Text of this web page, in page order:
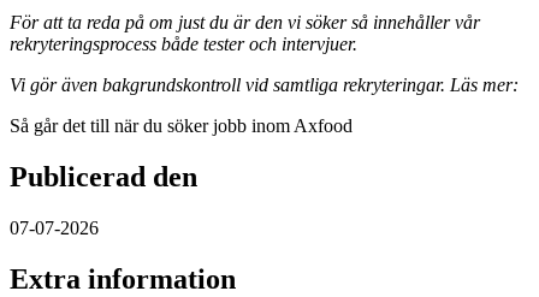
För att ta reda på om just du är den vi söker så innehåller vår
rekryteringsprocess både tester och intervjuer.
Vi gör även bakgrundskontroll vid samtliga rekryteringar. Läs mer:
Så går det till när du söker jobb inom Axfood
Publicerad den
07-07-2026
Extra information